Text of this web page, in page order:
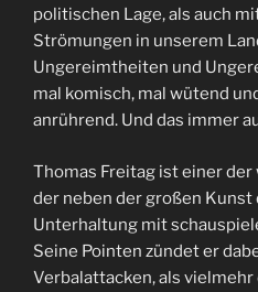
politischen Lage, als auch
Strömungen in unserem
Ungereimtheiten und
mal komisch, mal wütend
anrührend. Und das immer
Thomas Freitag ist einer
der neben der großen
Unterhaltung mit
Seine Pointen zündet er
Verbalattacken, als